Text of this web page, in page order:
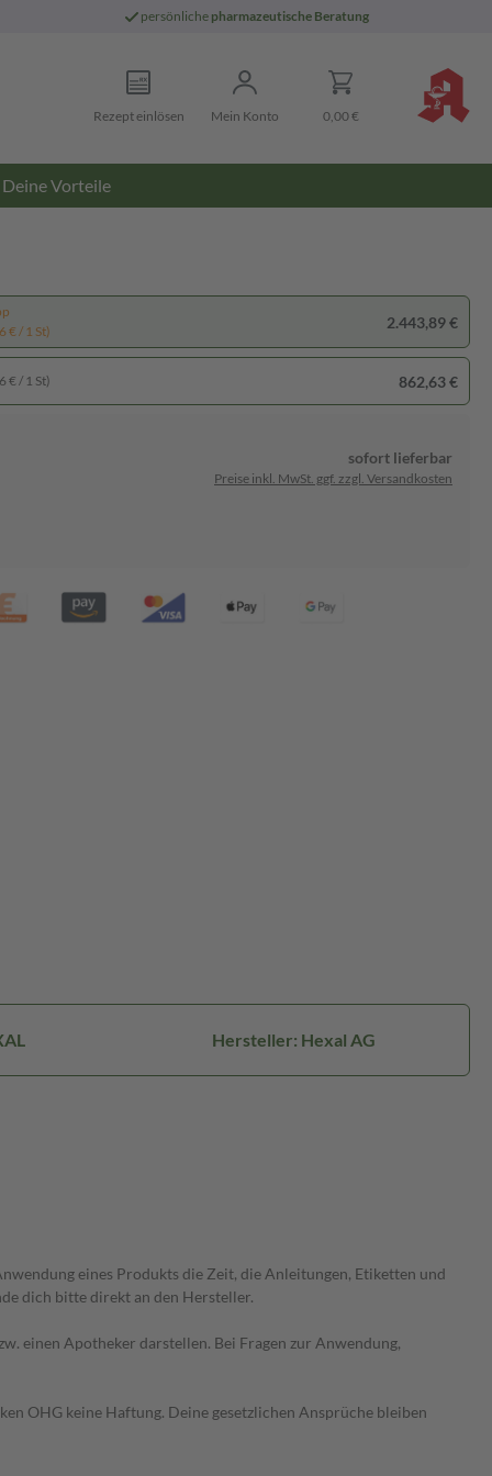
persönliche pharmazeutische Beratung
Rezept einlösen Mein Konto 0,00 €
Deine Vorteile
€ / 1 St)
2.443,89 €
€ / 1 St) 862,63 €
sofort lieferbar
Preise inkl. MwSt. ggf. zzgl. Versandkosten
Hersteller: Hexal AG
eines Produkts die Zeit, die Anleitungen, Etiketten und
dich bitte direkt an den Hersteller.
einen Apotheker darstellen. Bei Fragen zur Anwendung,
OHG keine Haftung. Deine gesetzlichen Ansprüche bleiben